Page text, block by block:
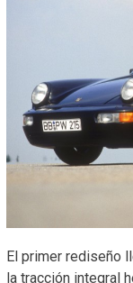
El primer rediseño
la tracción integral